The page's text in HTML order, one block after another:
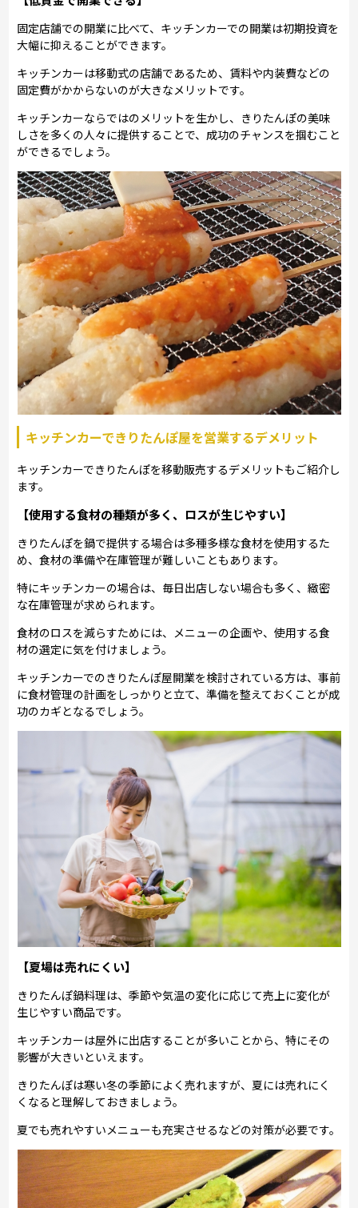
固定店舗での開業に比べて、キッチンカーでの開業は初期投資を
大幅に抑えることができます。
キッチンカーは移動式の店舗であるため、賃料や内装費などの
固定費がかからないのが大きなメリットです。
キッチンカーならではのメリットを生かし、きりたんぽの美味
しさを多くの人々に提供することで、成功のチャンスを掴むこと
ができるでしょう。
キッチンカーできりたんぽ屋を営業するデメリット
キッチンカーできりたんぽを移動販売するデメリットもご紹介し
ます。
【使用する食材の種類が多く、ロスが生じやすい】
きりたんぽを鍋で提供する場合は多種多様な食材を使用するた
め、食材の準備や在庫管理が難しいこともあります。
特にキッチンカーの場合は、毎日出店しない場合も多く、緻密
な在庫管理が求められます。
食材のロスを減らすためには、メニューの企画や、使用する食
材の選定に気を付けましょう。
キッチンカーでのきりたんぽ屋開業を検討されている方は、事前
に食材管理の計画をしっかりと立て、準備を整えておくことが成
功のカギとなるでしょう。
【夏場は売れにくい】
きりたんぽ鍋料理は、季節や気温の変化に応じて売上に変化が
生じやすい商品です。
キッチンカーは屋外に出店することが多いことから、特にその
影響が大きいといえます。
きりたんぽは寒い冬の季節によく売れますが、夏には売れにく
くなると理解しておきましょう。
夏でも売れやすいメニューも充実させるなどの対策が必要です。